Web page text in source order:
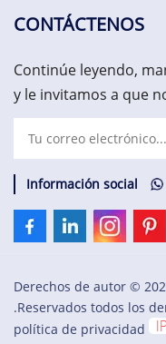
CONTÁCTENOS
Continúe leyendo,
y le invitamos a que
Información social
Derechos de autor ©
.Reservados todos los
política de privacidad